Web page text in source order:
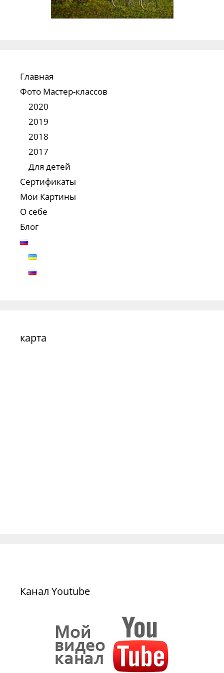
Главная
Фото Мастер-классов
2020
2019
2018
2017
Для детей
Сертификаты
Мои Картины
О себе
Блог
карта
Канал Youtube